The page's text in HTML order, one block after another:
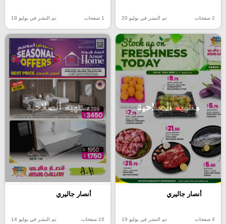
2 صفحات تم النشر في يوليو 20 1 صفحات تم النشر في يوليو 19
منتهية الصلاحية
أنصار جاليري
4 صفحات تم النشر في يوليو 19
منتهية الصلاحية
أنصار جاليري
16 صفحات تم النشر في يوليو 14